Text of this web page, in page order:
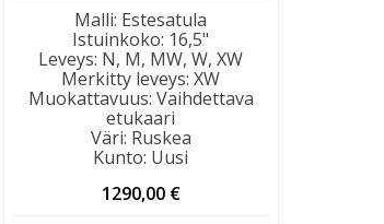
Malli: Estesatula
Istuinkoko: 16,5"
Leveys: N, M, MW, W, XW
Merkitty leveys:XW
Muokattavuus: Vaihdettava
etukaari
Väri: Ruskea
Kunto: Uusi
1290,00 €